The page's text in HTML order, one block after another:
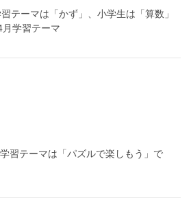
テーマは「かず」、小学生は「算数」
月学習テーマ
習テーマは「パズルで楽しもう」で